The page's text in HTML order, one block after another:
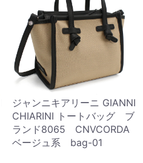
ジャンニキアリーニ GIANNI
CHIARINI トートバッグ ブ
ランド8065 CNVCORDA
ベージュ系 bag-01